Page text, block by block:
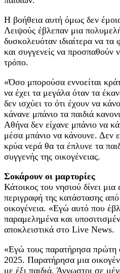
Η βοήθεια αυτή όμως δεν
Λειψούς έβλεπαν μια
δυσκολευόταν ιδιαίτερα να τα
και συγγενείς να προσπαθούν
τρόπο.
«Όσο μπορούσα εννοείται
να έχει τα μεγάλα όταν τα
δεν ισχύει το ότι έχουν να
κάνανε μπάνιο τα παιδιά
Αθήνα δεν είχανε μπάνιο να
μέσα μπάνιο να κάνουνε. Δεν
κρύα νερά θα τα έπλυνε τα
συγγενής της οικογένειας.
Σοκάρουν οι μαρτυρίες
Κάτοικος του νησιού δίνει μια
περιγραφή της κατάστασης από
οικογένεια. «Εγώ αυτό που
παραμελημένα και
αποκλειστικά στο Live News.
«Εγώ τους παρατήρησα πρώτη
2025. Παρατήρησα μια
με έξι παιδιά. Άγνωστοι σε